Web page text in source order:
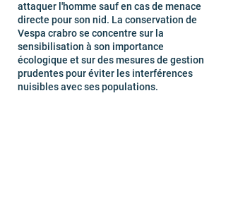
attaquer l'homme sauf en cas de menace
directe pour son nid. La conservation de
Vespa crabro se concentre sur la
sensibilisation à son importance
écologique et sur des mesures de gestion
prudentes pour éviter les interférences
nuisibles avec ses populations.